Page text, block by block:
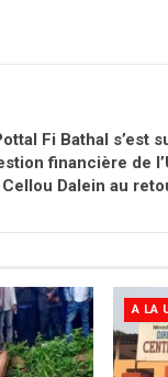
Fi Bathal s’est
financière de
Cellou Dalein au
A LA